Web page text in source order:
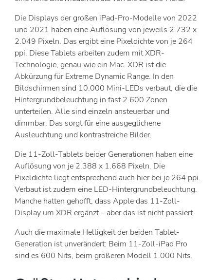
Die Displays der großen iPad-Pro-Modelle von 2022
und 2021 haben eine Auflösung von jeweils 2.732 x
2.049 Pixeln. Das ergibt eine Pixeldichte von je 264
ppi. Diese Tablets arbeiten zudem mit XDR-
Technologie, genau wie ein Mac. XDR ist die
Abkürzung für Extreme Dynamic Range. In den
Bildschirmen sind 10.000 Mini-LEDs verbaut, die die
Hintergrundbeleuchtung in fast 2.600 Zonen
unterteilen. Alle sind einzeln ansteuerbar und
dimmbar. Das sorgt für eine ausgeglichene
Ausleuchtung und kontrastreiche Bilder.
Die 11-Zoll-Tablets beider Generationen haben eine
Auflösung von je 2.388 x 1.668 Pixeln. Die
Pixeldichte liegt entsprechend auch hier bei je 264 ppi.
Verbaut ist zudem eine LED-Hintergrundbeleuchtung.
Manche hatten gehofft, dass Apple das 11-Zoll-
Display um XDR ergänzt – aber das ist nicht passiert.
Auch die maximale Helligkeit der beiden Tablet-
Generation ist unverändert: Beim 11-Zoll-iPad Pro
sind es 600 Nits, beim größeren Modell 1.000 Nits.